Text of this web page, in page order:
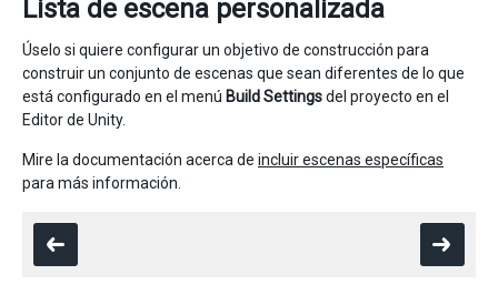
Lista de escena personalizada
Úselo si quiere configurar un objetivo de construcción para
construir un conjunto de escenas que sean diferentes de lo que
está configurado en el menú Build Settingsdel proyecto en el
Editor de Unity.
Mire la documentación acerca de incluir escenas específicas
para más información.